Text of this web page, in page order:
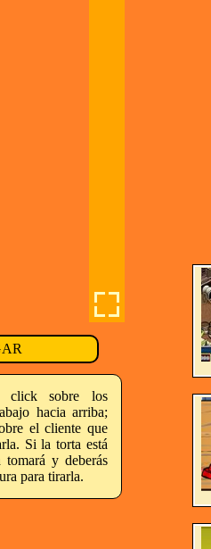
click sobre los
hacia arriba;
el cliente que
Si la torta está
y deberás
para tirarla.